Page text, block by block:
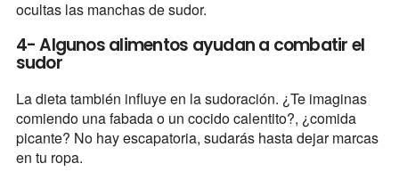
ocultas las manchas de sudor.
4- Algunos alimentos ayudan a combatir el
sudor
La dieta también influye en la sudoración. ¿Te imaginas
comiendo una fabada o un cocido calentito?, ¿comida
picante? No hay escapatoria, sudarás hasta dejar marcas
en tu ropa.